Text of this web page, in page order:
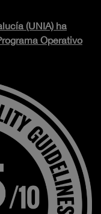
(UNIA) ha
Operativo